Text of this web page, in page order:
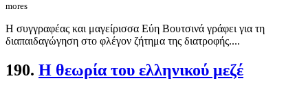
mores
Η συγγραφέας και μαγείρισσα Εύη Βουτσινά γράφει για τη
διαπαιδαγώγηση στο φλέγον ζήτημα της διατροφής....
190. Η θεωρία του ελληνικού μεζέ